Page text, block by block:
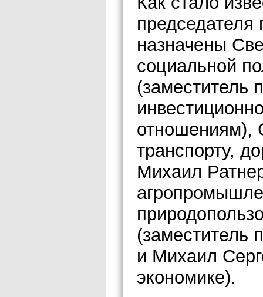
председателя
назначены
социальной
(заместитель
отношениям),
транспорту,
Михаил
(заместитель
и Михаил
экономике).